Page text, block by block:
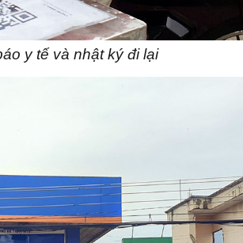
y tế và nhật ký đi lại